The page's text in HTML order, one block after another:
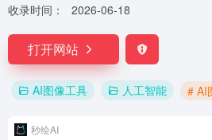
收录时间：
2026-06-18
打开网站
AI图像工具 人工智能 # AI
秒绘AI